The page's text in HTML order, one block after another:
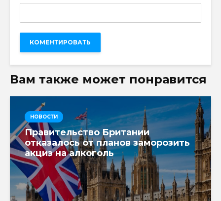
Вам также может понравится
НОВОСТИ
Правительство Британии
отказалось от планов заморозить
акциз на алкоголь